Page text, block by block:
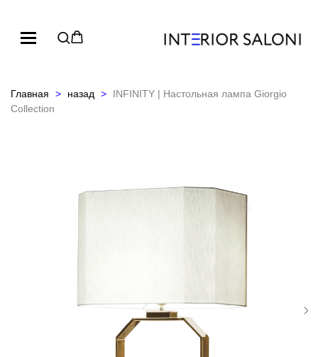
Главная назад
INFINITY | Настольная лампа Giorgio
Collection